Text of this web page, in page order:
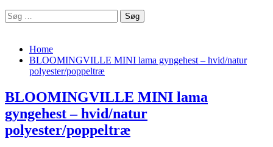
Søg
efter:
Home
BLOOMINGVILLE MINI lama gyngehest – hvid/natur
polyester/poppeltræ
BLOOMINGVILLE MINI lama
gyngehest – hvid/natur
polyester/poppeltræ